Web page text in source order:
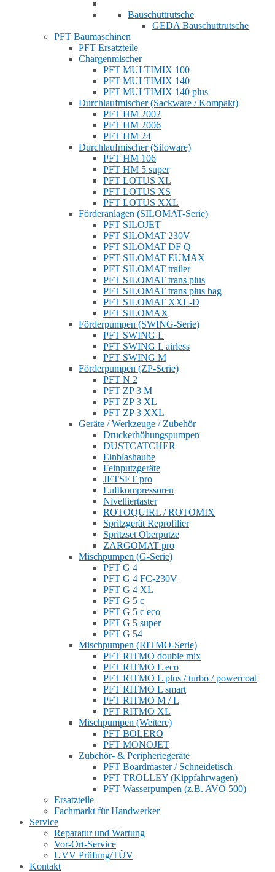
Bauschuttrutsche
GEDA Bauschuttrutsche
PFT Baumaschinen
PFT Ersatzteile
Chargenmischer
PFT MULTIMIX 100
PFT MULTIMIX 140
PFT MULTIMIX 140 plus
Durchlaufmischer (Sackware / Kompakt)
PFT HM 2002
PFT HM 2006
PFT HM 24
Durchlaufmischer (Siloware)
PFT HM 106
PFT HM 5 super
PFT LOTUS XL
PFT LOTUS XS
PFT LOTUS XXL
Förderanlagen (SILOMAT-Serie)
PFT SILOJET
PFT SILOMAT 230V
PFT SILOMAT DF Q
PFT SILOMAT EUMAX
PFT SILOMAT trailer
PFT SILOMAT trans plus
PFT SILOMAT trans plus bag
PFT SILOMAT XXL-D
PFT SILOMAX
Förderpumpen (SWING-Serie)
PFT SWING L
PFT SWING L airless
PFT SWING M
Förderpumpen (ZP-Serie)
PFT N 2
PFT ZP 3 M
PFT ZP 3 XL
PFT ZP 3 XXL
Geräte / Werkzeuge / Zubehör
Druckerhöhungspumpen
DUSTCATCHER
Einblashaube
Feinputzgeräte
JETSET pro
Luftkompressoren
Nivelliertaster
ROTOQUIRL / ROTOMIX
Spritzgerät Reprofilier
Spritzset Oberputze
ZARGOMAT pro
Mischpumpen (G-Serie)
PFT G 4
PFT G 4 FC-230V
PFT G 4 XL
PFT G 5 c
PFT G 5 c eco
PFT G 5 super
PFT G 54
Mischpumpen (RITMO-Serie)
PFT RITMO double mix
PFT RITMO L eco
PFT RITMO L plus / turbo / powercoat
PFT RITMO L smart
PFT RITMO M / L
PFT RITMO XL
Mischpumpen (Weitere)
PFT BOLERO
PFT MONOJET
Zubehör- & Peripheriegeräte
PFT Boardmaster / Schneidetisch
PFT TROLLEY (Kippfahrwagen)
PFT Wasserpumpen (z.B. AVO 500)
Ersatzteile
Fachmarkt für Handwerker
Service
Reparatur und Wartung
Vor-Ort-Service
UVV Prüfung/TÜV
Kontakt